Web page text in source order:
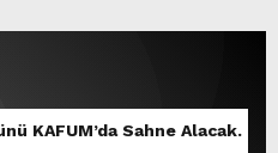
KAFUM’da Sahne Alacak.